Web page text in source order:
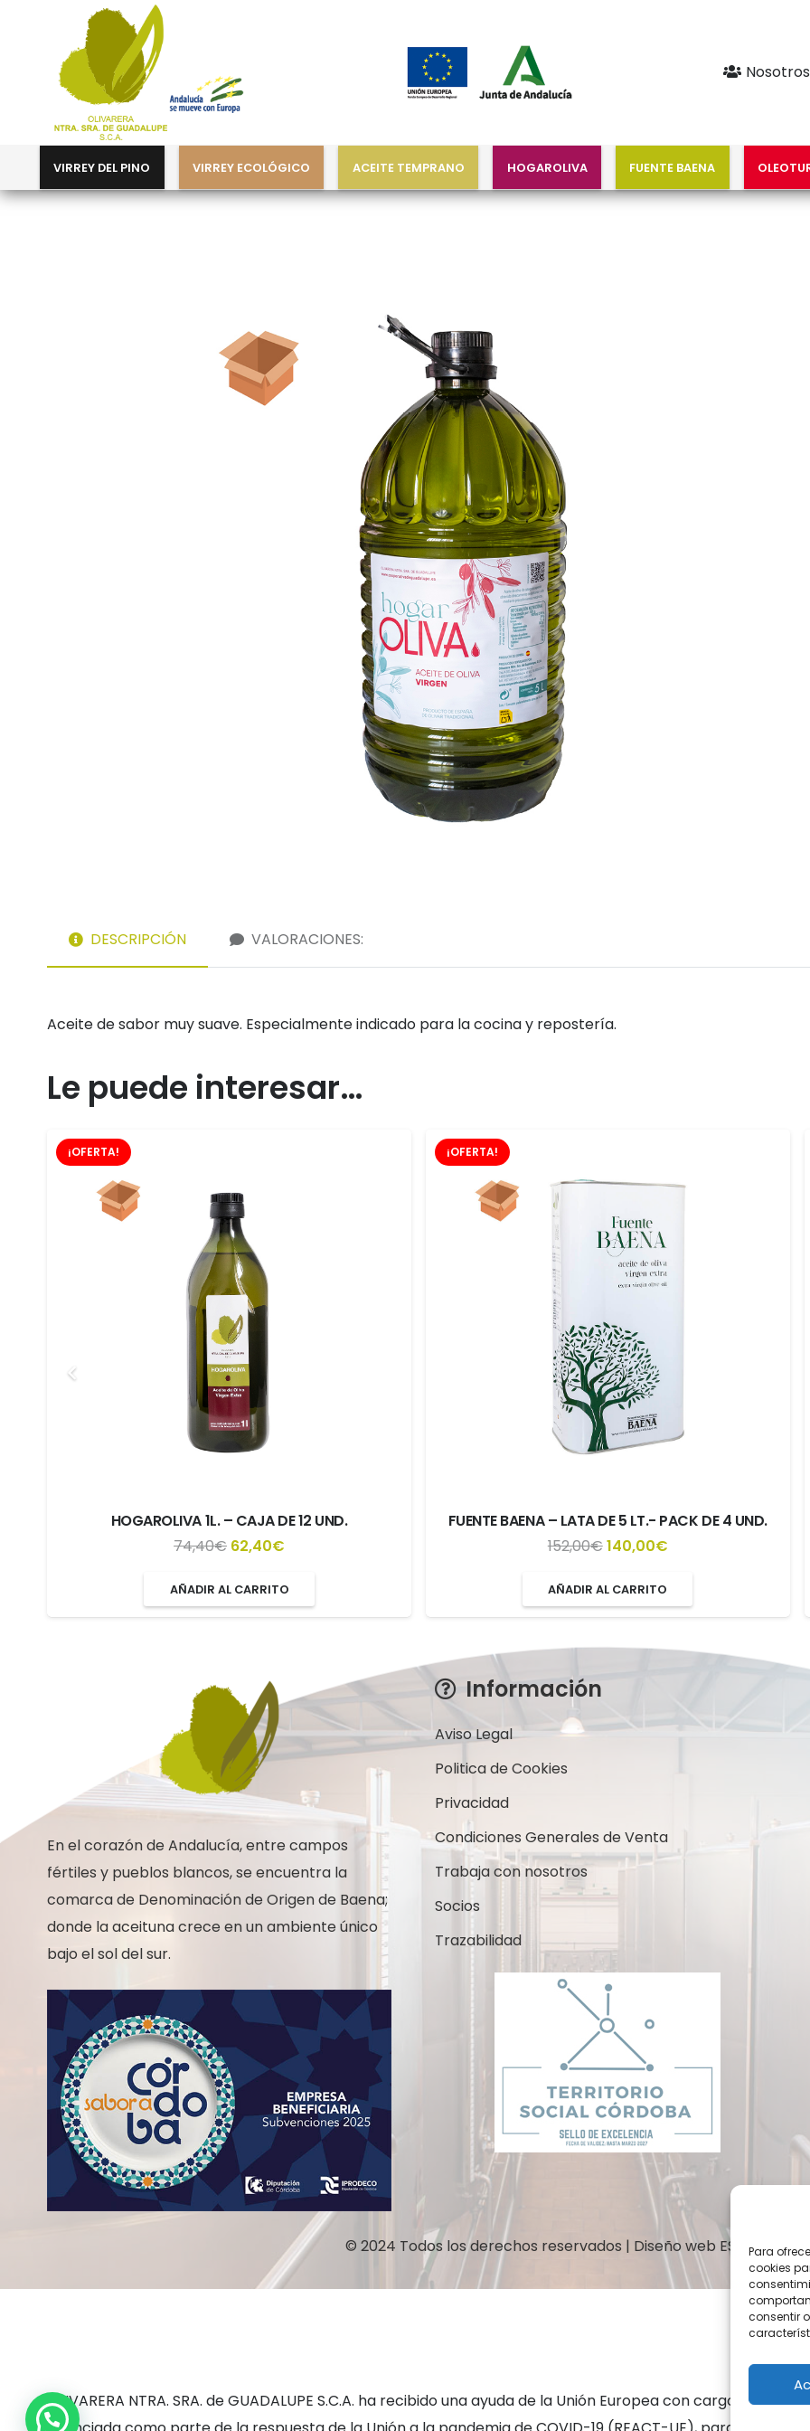
Para
cookies
consentir
Nosotros
VIRREY DEL PINO VIRREY ECOLÓGICO ACEITE TEMPRANO HOGAROLIVA FUENTE BAENA
DESCRIPCIÓN VALORACIONES:
Aceite de sabor muy suave. Especialmente indicado para la cocina y repostería.
Le puede interesar…
¡OFERTA!
HOGAROLIVA 1L. – CAJA DE 12 UND.
74,40€ El
original
62,40€
actual
AÑADIR AL CARRITO
¡OFERTA!
FUENTE BAENA – LATA DE 5 LT.- PACK DE 4 UND.
152,00€El
original
152,00€.
140,00€El
140,00€.
AÑADIR AL CARRITO
En el corazón de Andalucía, entre campos
fértiles y pueblos blancos, se encuentra la
comarca de Denominación de Origen de Baena;
donde la aceituna crece en un ambiente único
bajo el sol del sur.
Información
Aviso Legal
Politica de Cookies
Privacidad
Condiciones Generales de Venta
Trabaja con nosotros
Socios
Trazabilidad
© 2024 Todos los derechos reservados | Diseño web ESTUDIO
OLIVARERA NTRA. SRA. de GUADALUPE S.C.A. ha recibido una ayuda de la Unión Europea con cargo al
¿Necesita ayuda?
1